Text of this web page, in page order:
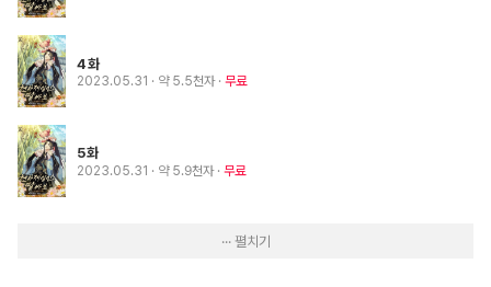
4화
2023.05.31 · 약 5.5천자 무료
5화
2023.05.31 · 약 5.9천자 무료
··· 펼치기